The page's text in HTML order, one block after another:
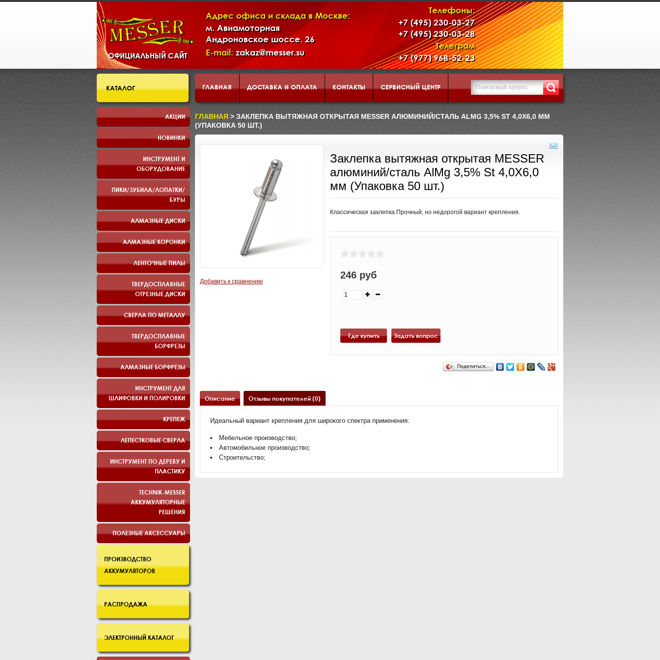
ОФИЦИАЛЬНЫЙ САЙТ
Адрес офиса и склада в Москве:
м. Авиамоторная
Андроновское шоссе. 26
E-mail:zakaz@messer.su
Телефоны:
+7 (495) 230-03-27
+7 (495) 230-03-28
Телеграм
+7 (977) 968-52-23
ГЛАВНАЯ ДОСТАВКА И ОПЛАТА КОНТАКТЫ СЕРВИСНЫЙ ЦЕНТР
СКЛАД КОРЗИНА О НАС
ПРЕЗЕНТАЦИЯ ИНСТРУМЕНТА И ОБОРУДОВАНИЯ MESSER
КАТАЛОГ
АКЦИИ
НОВИНКИ
ИНСТРУМЕНТ И
ОБОРУДОВАНИЕ
ПИКИ/ЗУБИЛА/ЛОПАТКИ/
БУРЫ
АЛМАЗНЫЕ ДИСКИ
АЛМАЗНЫЕ КОРОНКИ
ЛЕНТОЧНЫЕ ПИЛЫ
ТВЕРДОСПЛАВНЫЕ
ОТРЕЗНЫЕ ДИСКИ
СВЕРЛА ПО МЕТАЛЛУ
ТВЕРДОСПЛАВНЫЕ
БОРФРЕЗЫ
АЛМАЗНЫЕ БОРФРЕЗЫ
ИНСТРУМЕНТ ДЛЯ
ШЛИФОВКИ И ПОЛИРОВКИ
КРЕПЕЖ
ЛЕПЕСТКОВЫЕ СВЕРЛА
ИНСТРУМЕНТ ПО ДЕРЕВУ И
ПЛАСТИКУ
TECHNIK-MESSER
АККУМУЛЯТОРНЫЕ
РЕШЕНИЯ
ПОЛЕЗНЫЕ АКСЕССУАРЫ
ПРОИЗВОДСТВО
АККУМУЛЯТОРОВ
РАСПРОДАЖА
ЭЛЕКТРОННЫЙ КАТАЛОГ
ГЛАВНАЯ > ЗАКЛЕПКА ВЫТЯЖНАЯ ОТКРЫТАЯ MESSER АЛЮМИНИЙ/СТАЛЬ ALMG 3,5% ST 4,0X6,0 ММ
(УПАКОВКА 50 ШТ.)
Заклепка вытяжная открытая MESSER
алюминий/сталь AlMg 3,5% St 4,0X6,0
мм (Упаковка 50 шт.)
Классическая заклепка.Прочный, но недорогой вариант крепления.
246 руб
Где купить
Поделиться…
Добавить к сравнению
Описание Отзывы покупателей (0)
Идеальный вариант крепления для широкого спектра применения:
Мебельное производство;
Автомобильное производство;
Строительство;